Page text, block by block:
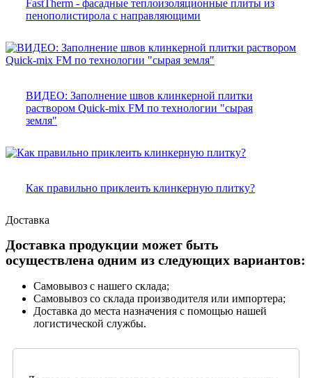
FastTherm - фасадные теплоизоляционные плиты из
пенополистирола с направляющими
ВИДЕО: Заполнение швов клинкерной плитки
раствором Quick-mix FM по технологии "сырая
земля"
Как правильно приклеить клинкерную плитку?
Доставка
Доставка продукции может быть
осуществлена одним из следующих вариантов:
Самовывоз с нашего склада;
Самовывоз со склада производителя или импортера;
Доставка до места назначения с помощью нашей
логистической службы.